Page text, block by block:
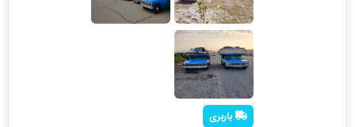
باربری